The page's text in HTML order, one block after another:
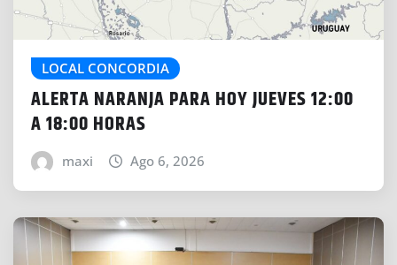
LOCAL CONCORDIA
ALERTA NARANJA PARA HOY JUEVES 12:00
A 18:00 HORAS
maxi Ago 6, 2026